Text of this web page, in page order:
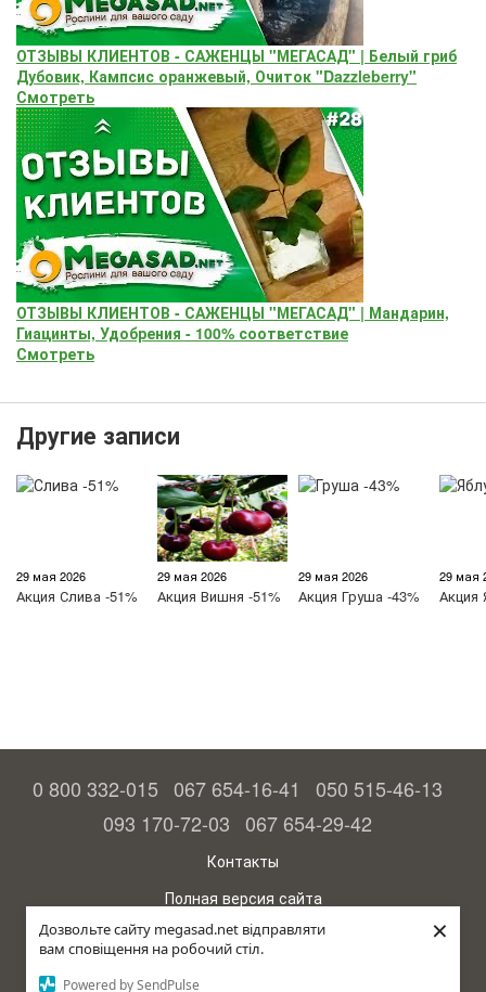
Дозвольте сайту megasad.net відправляти
вам сповіщення на робочий стіл.
Powered by SendPulse
×
ОТЗЫВЫ КЛИЕНТОВ - САЖЕНЦЫ "МЕГАСАД" | Белый гриб
Дубовик, Кампсис оранжевый, Очиток "Dazzleberry"
Смотреть
ОТЗЫВЫ КЛИЕНТОВ - САЖЕНЦЫ "МЕГАСАД" | Мандарин,
Гиацинты, Удобрения - 100% соответствие
Смотреть
Другие записи
29 мая 2026
Акция Слива -51%
29 мая 2026
Акция Вишня -51%
29 мая 2026
Акция Груша -43%
29 мая
Акция
0 800 332-015 067 654-16-41
050 515-46-13
093 170-72-03 067 654-29-42
Контакты
Полная версия сайта
© 2015—2026
Megasad - гарантия высокого урожая